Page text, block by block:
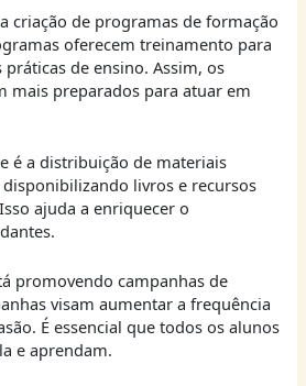
criação de programas de formação
oferecem treinamento para
de ensino. Assim, os
mais preparados para atuar em
é a distribuição de materiais
disponibilizando livros e recursos
ajuda a enriquecer o
promovendo campanhas de
visam aumentar a frequência
É essencial que todos os alunos
e aprendam.